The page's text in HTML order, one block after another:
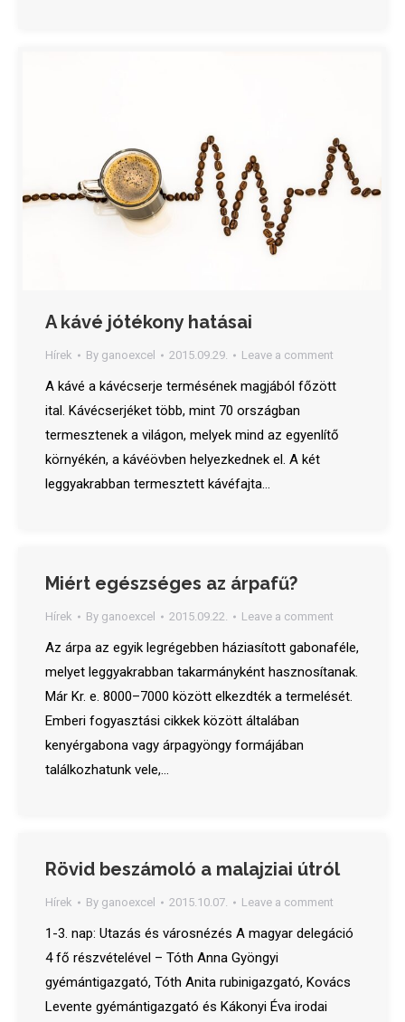
A kávé jótékony hatásai
Hírek By ganoexcel 2015.09.29. Leave a comment
A kávé a kávécserje termésének magjából főzött
ital. Kávécserjéket több, mint 70 országban
termesztenek a világon, melyek mind az egyenlítő
környékén, a kávéövben helyezkednek el. A két
leggyakrabban termesztett kávéfajta…
Miért egészséges az árpafű?
Hírek By ganoexcel 2015.09.22. Leave a comment
Az árpa az egyik legrégebben háziasított gabonaféle,
melyet leggyakrabban takarmányként hasznosítanak.
Már Kr. e. 8000–7000 között elkezdték a termelését.
Emberi fogyasztási cikkek között általában
kenyérgabona vagy árpagyöngy formájában
találkozhatunk vele,…
Rövid beszámoló a malajziai útról
Hírek By ganoexcel 2015.10.07. Leave a comment
1-3. nap: Utazás és városnézés A magyar delegáció
4 fő részvételével – Tóth Anna Gyöngyi
gyémántigazgató, Tóth Anita rubinigazgató, Kovács
Levente gyémántigazgató és Kákonyi Éva irodai